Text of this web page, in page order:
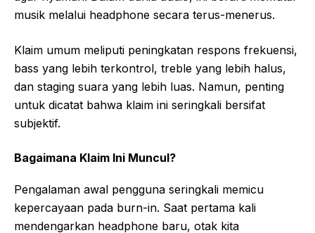
musik melalui headphone secara terus-menerus.
Klaim umum meliputi peningkatan respons frekuensi,
bass yang lebih terkontrol, treble yang lebih halus,
dan staging suara yang lebih luas. Namun, penting
untuk dicatat bahwa klaim ini seringkali bersifat
subjektif.
Bagaimana Klaim Ini Muncul?
Pengalaman awal pengguna seringkali memicu
kepercayaan pada burn-in. Saat pertama kali
mendengarkan headphone baru, otak kita